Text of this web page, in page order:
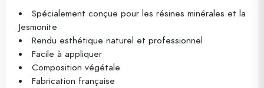
Spécialement conçue pour les résines minérales et la
Jesmonite
Rendu esthétique naturel et professionnel
Facile à appliquer
Composition végétale
Fabrication française